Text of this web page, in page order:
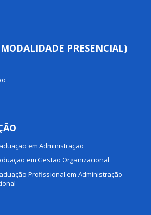
PRESENCIAL)
em Administração
em Gestão Organizacional
Profissional em Administração